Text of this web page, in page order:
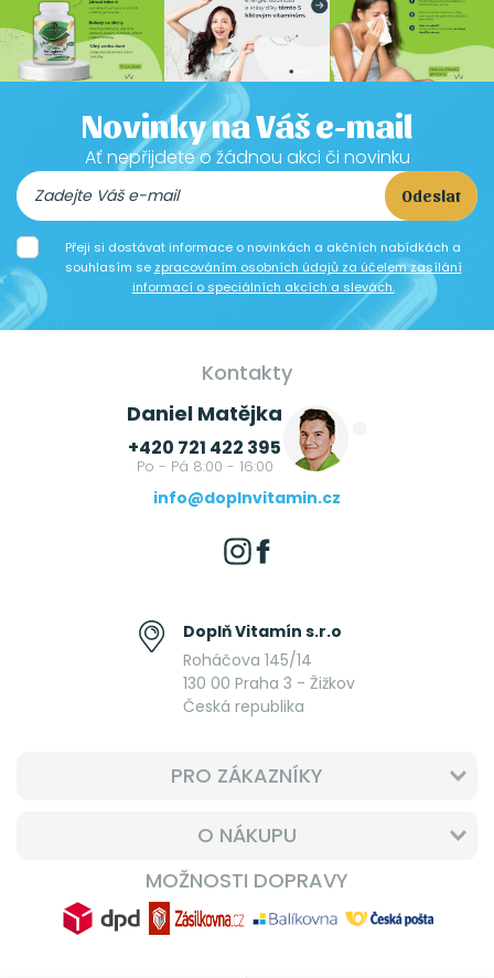
Novinky na Váš e-mail
Ať nepřijdete o žádnou akci či novinku
Odeslat
Přeji si dostávat informace o novinkách a akčních nabídkách a
souhlasím se zpracováním osobních údajů za účelem zasílání
informací o speciálních akcích a slevách.
Kontakty
Daniel Matějka
+420 721 422 395
Po - Pá 8:00 - 16:00
info@doplnvitamin.cz
Doplň Vitamín s.r.o
Roháčova 145/14
130 00 Praha 3 - Žižkov
Česká republika
PRO ZÁKAZNÍKY
O NÁKUPU
MOŽNOSTI DOPRAVY